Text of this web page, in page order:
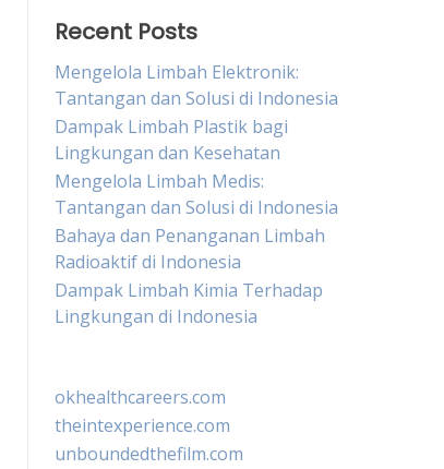
Recent Posts
Mengelola Limbah Elektronik:
Tantangan dan Solusi di Indonesia
Dampak Limbah Plastik bagi
Lingkungan dan Kesehatan
Mengelola Limbah Medis:
Tantangan dan Solusi di Indonesia
Bahaya dan Penanganan Limbah
Radioaktif di Indonesia
Dampak Limbah Kimia Terhadap
Lingkungan di Indonesia
okhealthcareers.com
theintexperience.com
unboundedthefilm.com